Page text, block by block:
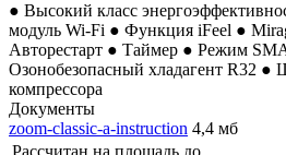
● Высокий класс
модуль Wi-Fi ● Функция iFeel ●
Авторестарт ● Таймер ● Режим
Озонобезопасный хладагент R32 ●
компрессора
Документы
zoom-classic-a-instruction 4,4 мб
Рассчитан на площадь до